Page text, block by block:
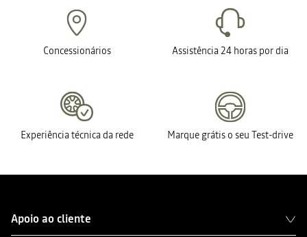
Concessionários Assistência 24 horas por dia
Experiência técnica da rede Marque grátis o seu Test-drive
Apoio ao cliente